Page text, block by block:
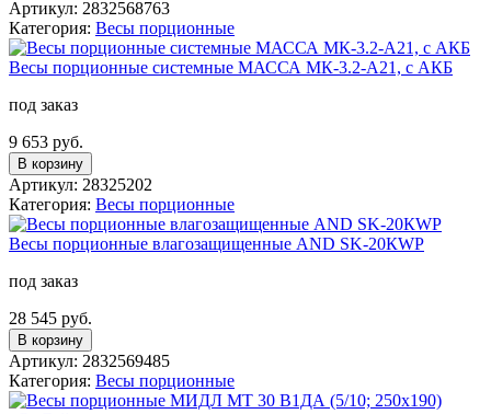
Артикул: 2832568763
Категория: Весы порционные
Весы порционные системные МАССА МК-3.2-А21, с АКБ
под заказ
9 653 руб.
В корзину
Артикул: 28325202
Категория: Весы порционные
Вeсы порционные влагозащищенные AND SK-20КWP
под заказ
28 545 руб.
В корзину
Артикул: 2832569485
Категория: Весы порционные